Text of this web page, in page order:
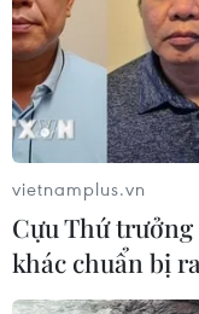
vietnamplus.vn
Cựu Thứ trưởng
khác chuẩn bị